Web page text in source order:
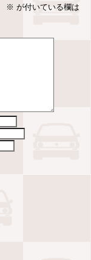
※ が付いている欄は